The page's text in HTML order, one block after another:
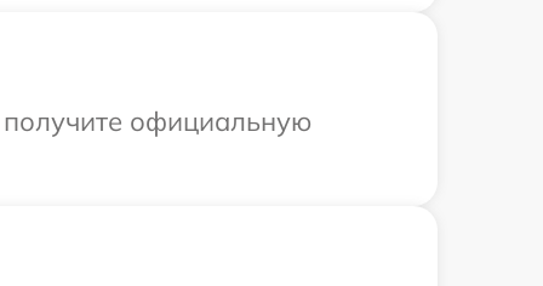
официальную